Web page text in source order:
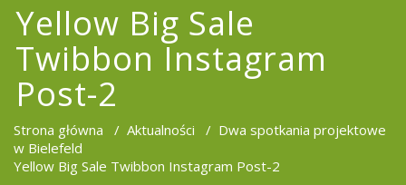
Yellow Big Sale
Twibbon Instagram
Post-2
Strona główna / Aktualności / Dwa spotkania projektowe
w Bielefeld
Yellow Big Sale Twibbon Instagram Post-2